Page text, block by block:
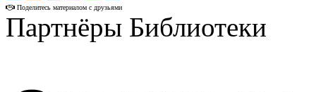
Поделитесь материалом с друзьями
Партнёры Библиотеки